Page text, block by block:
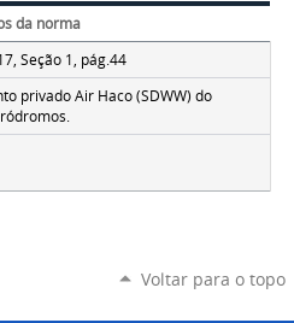
da norma
Seção 1, pág.44
privado Air Haco (SDWW) do
Voltar para o topo